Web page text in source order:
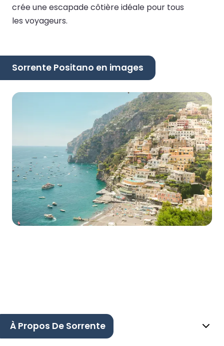
crée une escapade côtière idéale pour tous
les voyageurs.
Sorrente Positano en images
À Propos De Sorrente